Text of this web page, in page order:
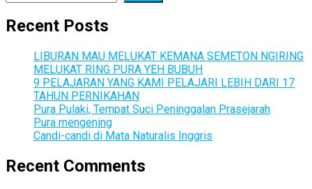
Recent Posts
LIBURAN MAU MELUKAT KEMANA SEMETON NGIRING
MELUKAT RING PURA YEH BUBUH
9 PELAJARAN YANG KAMI PELAJARI LEBIH DARI 17
TAHUN PERNIKAHAN
Pura Pulaki, Tempat Suci Peninggalan Prasejarah
Pura mengening
Candi-candi di Mata Naturalis Inggris
Recent Comments